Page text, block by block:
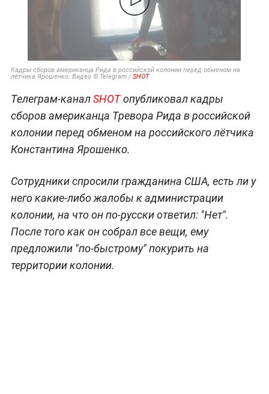
Кадры сборов американца Рида в российской колонии перед обменом на
лётчика Ярошенко. Видео © Telegram /SHOT
Телеграм-каналSHOTопубликовал кадры
сборов американца Тревора Рида в российской
колонии перед обменом на российского лётчика
Константина Ярошенко.
Сотрудники спросили гражданина США, есть ли у
него какие-либо жалобы к администрации
колонии, на что он по-русски ответил: "Нет".
После того как он собрал все вещи, ему
предложили "по-быстрому" покурить на
территории колонии.